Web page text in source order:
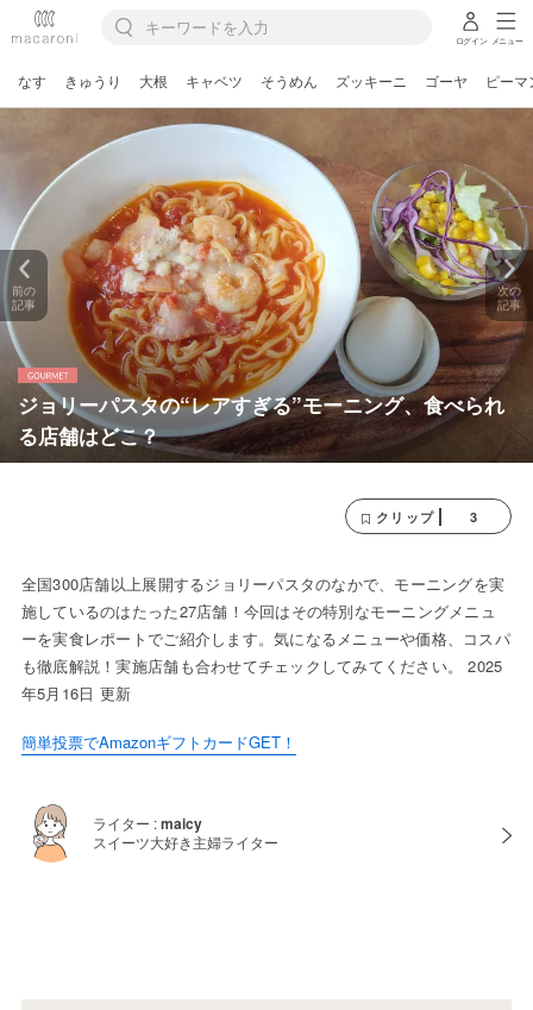
ログイン メニュー
なす きゅうり 大根 キャベツ そうめん ズッキーニ ゴーヤ ピーマ
ジョリーパスタの“レアすぎる”モーニング、食べられ
る店舗はどこ？
前の
記事
次の
記事
クリップ 3
全国300店舗以上展開するジョリーパスタのなかで、モーニングを実
施しているのはたった27店舗！今回はその特別なモーニングメニュ
ーを実食レポートでご紹介します。気になるメニューや価格、コスパ
も徹底解説！実施店舗も合わせてチェックしてみてください。 2025
年5月16日 更新
簡単投票でAmazonギフトカードGET！
ライター :maicy
スイーツ大好き主婦ライター